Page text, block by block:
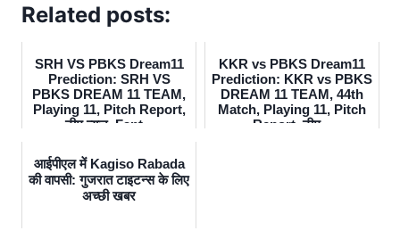
Related posts:
SRH VS PBKS Dream11
Prediction: SRH VS
PBKS DREAM 11 TEAM,
Playing 11, Pitch Report,
टीम न्यूज, Fant...
KKR vs PBKS Dream11
Prediction: KKR vs PBKS
DREAM 11 TEAM, 44th
Match, Playing 11, Pitch
Report, टीम...
आईपीएल में Kagiso Rabada
की वापसी: गुजरात टाइटन्स के लिए
अच्छी खबर